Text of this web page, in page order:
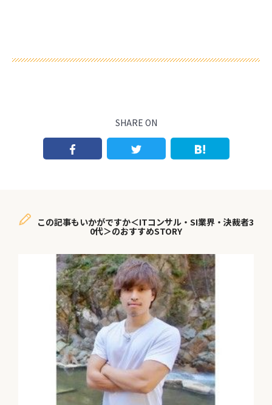
SHARE ON
この記事もいかがですか＜ITコンサル・SI業界・決裁者3
0代＞のおすすめSTORY